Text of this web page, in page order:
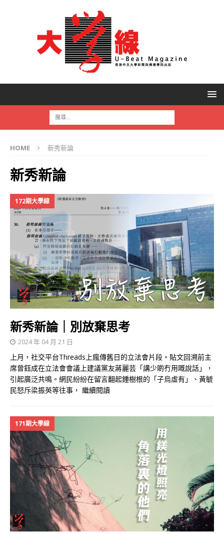
HOME 新秀新論
新秀新論
172期大學線
新秀新論｜別放棄思考
2024 年 04 月 21 日
上月，社交平台Threads上瘋傳舊日的立法會片段。貼文回溯前主
席曾鈺成在立法會會議上建議黨友蔣麗芸「講少啲冇用嘅說話」，
引起廣泛共鳴。網民紛紛在留言翻起鍾樹根的「子烏虛有」、黃毓
民怒斥梁振英等往事， 繼續閱讀
171期大學線